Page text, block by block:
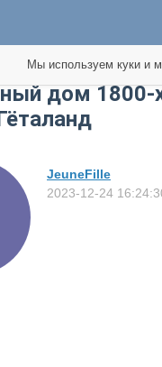
дом 1800-
JeuneFille
2023-12-24
Мы используем куки и